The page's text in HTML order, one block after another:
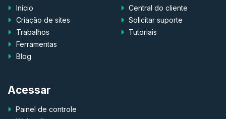
Início
Criação de sites
Trabalhos
Ferramentas
Blog
Central do cliente
Solicitar suporte
Tutoriais
Acessar
Painel de controle